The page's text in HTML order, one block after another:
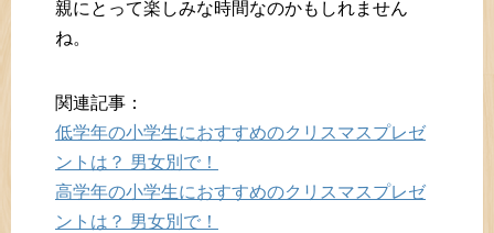
親にとって楽しみな時間なのかもしれません
ね。
関連記事：
低学年の小学生におすすめのクリスマスプレゼ
ントは？ 男女別で！
高学年の小学生におすすめのクリスマスプレゼ
ントは？ 男女別で！